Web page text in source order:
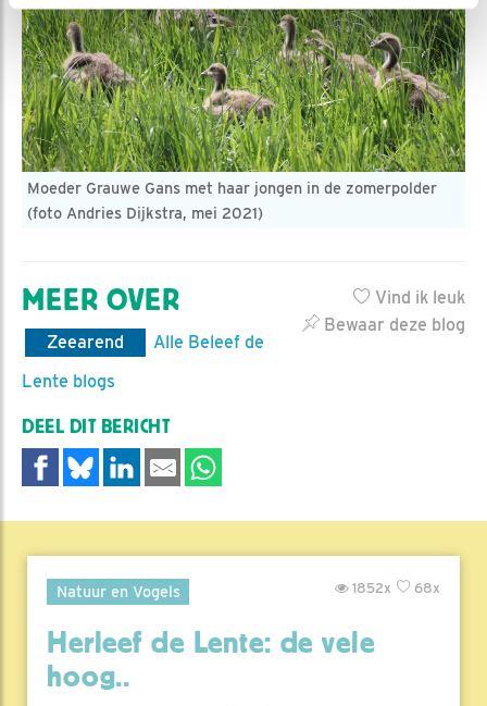
Moeder Grauwe Gans met haar jongen in de zomerpolder
(foto Andries Dijkstra, mei 2021)
Vind ik leuk
Bewaar deze blog
MEER OVER
Zeearend
Alle Beleef de
Lente blogs
DEEL DIT BERICHT
Natuur en Vogels 68x
1852x
Herleef de Lente: de vele
hoog..